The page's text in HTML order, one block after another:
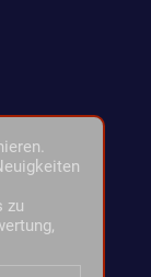
zu